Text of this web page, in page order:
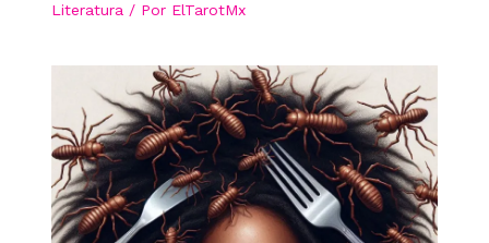
Literatura / Por ElTarotMx